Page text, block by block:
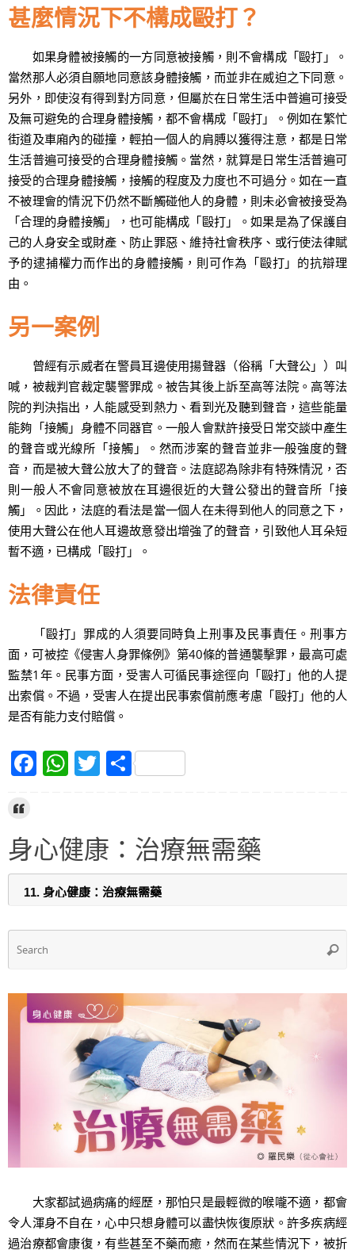
甚麼情況下不構成毆打？
如果身體被接觸的一方同意被接觸，則不會構成「毆打」。
當然那人必須自願地同意該身體接觸，而並非在威迫之下同意。
另外，即使沒有得到對方同意，但屬於在日常生活中普遍可接受
及無可避免的合理身體接觸，都不會構成「毆打」。例如在繁忙
街道及車廂內的碰撞，輕拍一個人的肩膊以獲得注意，都是日常
生活普遍可接受的合理身體接觸。當然，就算是日常生活普遍可
接受的合理身體接觸，接觸的程度及力度也不可過分。如在一直
不被理會的情況下仍然不斷觸碰他人的身體，則未必會被接受為
「合理的身體接觸」，也可能構成「毆打」。如果是為了保護自
己的人身安全或財產、防止罪惡、維持社會秩序、或行使法律賦
予的逮捕權力而作出的身體接觸，則可作為「毆打」的抗辯理
由。
另一案例
曾經有示威者在警員耳邊使用揚聲器（俗稱「大聲公」）叫
喊，被裁判官裁定襲警罪成。被告其後上訴至高等法院。高等法
院的判決指出，人能感受到熱力、看到光及聽到聲音，這些能量
能夠「接觸」身體不同器官。一般人會默許接受日常交談中產生
的聲音或光線所「接觸」。然而涉案的聲音並非一般強度的聲
音，而是被大聲公放大了的聲音。法庭認為除非有特殊情況，否
則一般人不會同意被放在耳邊很近的大聲公發出的聲音所「接
觸」。因此，法庭的看法是當一個人在未得到他人的同意之下，
使用大聲公在他人耳邊故意發出增強了的聲音，引致他人耳朵短
暫不適，已構成「毆打」。
法律責任
「毆打」罪成的人須要同時負上刑事及民事責任。刑事方
面，可被控《侵害人身罪條例》第40條的普通襲擊罪，最高可處
監禁1年。民事方面，受害人可循民事途徑向「毆打」他的人提
出索償。不過，受害人在提出民事索償前應考慮「毆打」他的人
是否有能力支付賠償。
F
e
b
o
k
W
s
A
p
T
er
S
e
身心健康：治療無需藥
大家都試過病痛的經歷，那怕只是最輕微的喉嚨不適，都會
令人渾身不自在，心中只想身體可以盡快恢復原狀。許多疾病經
過治療都會康復，有些甚至不藥而癒，然而在某些情況下，被折